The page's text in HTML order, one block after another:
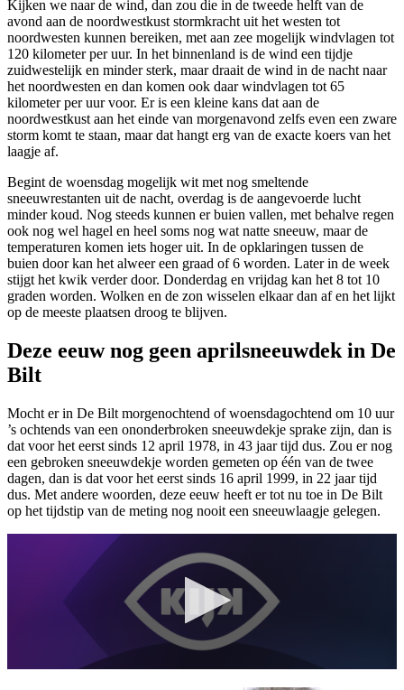
Kijken we naar de wind, dan zou die in de tweede helft van de
avond aan de noordwestkust stormkracht uit het westen tot
noordwesten kunnen bereiken, met aan zee mogelijk windvlagen tot
120 kilometer per uur. In het binnenland is de wind een tijdje
zuidwestelijk en minder sterk, maar draait de wind in de nacht naar
het noordwesten en dan komen ook daar windvlagen tot 65
kilometer per uur voor. Er is een kleine kans dat aan de
noordwestkust aan het einde van morgenavond zelfs even een zware
storm komt te staan, maar dat hangt erg van de exacte koers van het
laagje af.
Begint de woensdag mogelijk wit met nog smeltende
sneeuwrestanten uit de nacht, overdag is de aangevoerde lucht
minder koud. Nog steeds kunnen er buien vallen, met behalve regen
ook nog wel hagel en heel soms nog wat natte sneeuw, maar de
temperaturen komen iets hoger uit. In de opklaringen tussen de
buien door kan het alweer een graad of 6 worden. Later in de week
stijgt het kwik verder door. Donderdag en vrijdag kan het 8 tot 10
graden worden. Wolken en de zon wisselen elkaar dan af en het lijkt
op de meeste plaatsen droog te blijven.
Deze eeuw nog geen aprilsneeuwdek in De
Bilt
Mocht er in De Bilt morgenochtend of woensdagochtend om 10 uur
’s ochtends van een ononderbroken sneeuwdekje sprake zijn, dan is
dat voor het eerst sinds 12 april 1978, in 43 jaar tijd dus. Zou er nog
een gebroken sneeuwdekje worden gemeten op één van de twee
dagen, dan is dat voor het eerst sinds 16 april 1999, in 22 jaar tijd
dus. Met andere woorden, deze eeuw heeft er tot nu toe in De Bilt
op het tijdstip van de meting nog nooit een sneeuwlaagje gelegen.